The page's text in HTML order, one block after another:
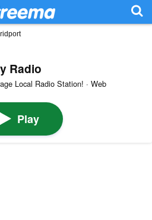
Radio
Local Radio Station! · Web
Play